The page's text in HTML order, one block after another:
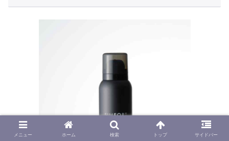
メニュー ホーム 検索 トップ サイドバー